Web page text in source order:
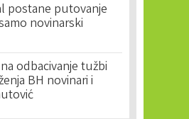
postane putovanje
novinarski
odbacivanje tužbi
BH novinari i